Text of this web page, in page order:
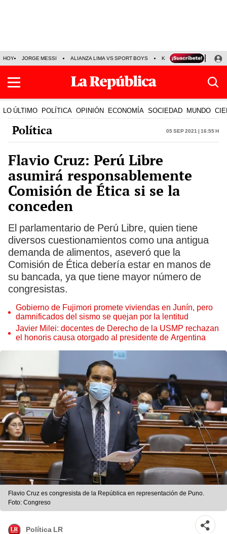
HOY JORGE MESSI ALIANZA LIMA VS SPORT BOYS KENJI FUJIMORI
LO ÚLTIMO POLÍTICA OPINIÓN ECONOMÍA SOCIEDAD MUNDO
Política 05 Sep 2021 | 16:55 h
Flavio Cruz: Perú Libre
asumirá responsablemente
Comisión de Ética si se la
conceden
El parlamentario de Perú Libre, quien tiene
diversos cuestionamientos como una antigua
demanda de alimentos, aseveró que la
Comisión de Ética debería estar en manos de
su bancada, ya que tiene mayor número de
congresistas.
Gobierno de Fujimori promete viviendas en Junín, pero
damnificados del sismo se quejan por la lentitud
Javier Milei: docentes de Derecho de la USMP rechazan
el honoris causa otorgado al presidente de Argentina
Flavio Cruz es congresista de la República en representación de Puno.
Foto: Congreso
Política LR